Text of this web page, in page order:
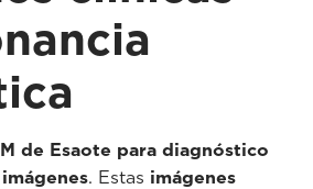
de Esaote para diagnóstico
. Estas imágenes